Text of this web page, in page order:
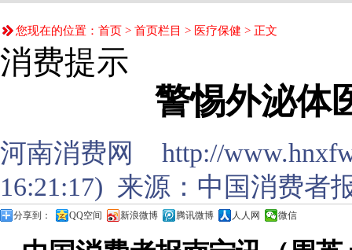
您现在的位置： 首页 > 首页栏目 > 医疗保健 > 正文
消费提示
警惕外泌体
河南消费网 http://
16:21:17) 来源： 中国消费者
分享到： QQ空间 新浪微博 腾讯微博 人人网 微信